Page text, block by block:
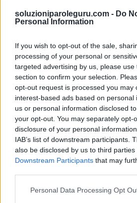
soluzioniparoleguru.com - Do
Personal Information
If you wish to opt-out of the sale,
processing of your personal or
targeted advertising by us, please
section to confirm your selection.
opt-out request is processed you may
interest-based ads based on personal
us or personal information disclosed
your opt-out. You may separately opt-
disclosure of your personal
IAB’s list of downstream participants.
also be disclosed by us to third parties
Downstream Participants that may
Personal Data Processing Opt
SFIDA QUOTIDIANA
Ricerca per lettere.
lettere del puzzle:
Ricerca
per
lettere.
Inserisci
tutte
lettere
Seleziona il tuo puzzle:
Livello 1143
Lettere: RETROSVE